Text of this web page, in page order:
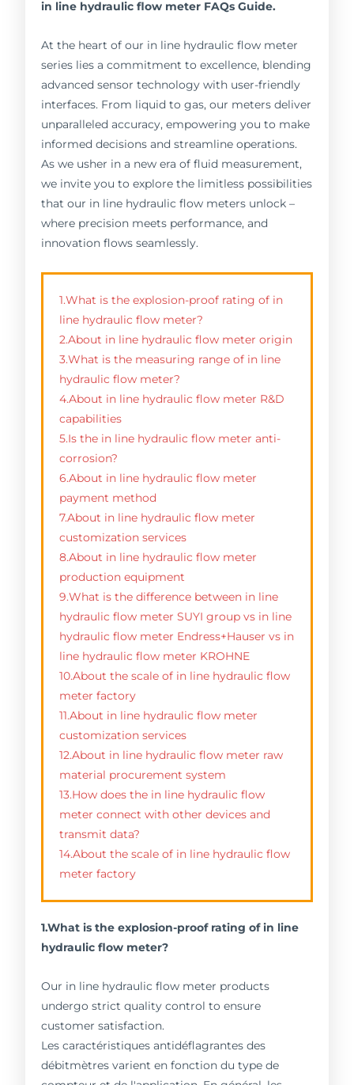
in line hydraulic flow meter FAQs Guide.
At the heart of our in line hydraulic flow meter
series lies a commitment to excellence, blending
advanced sensor technology with user-friendly
interfaces. From liquid to gas, our meters deliver
unparalleled accuracy, empowering you to make
informed decisions and streamline operations.
As we usher in a new era of fluid measurement,
we invite you to explore the limitless possibilities
that our in line hydraulic flow meters unlock –
where precision meets performance, and
innovation flows seamlessly.
1.What is the explosion-proof rating of in
line hydraulic flow meter?
2.About in line hydraulic flow meter origin
3.What is the measuring range of in line
hydraulic flow meter?
4.About in line hydraulic flow meter R&D
capabilities
5.Is the in line hydraulic flow meter anti-
corrosion?
6.About in line hydraulic flow meter
payment method
7.About in line hydraulic flow meter
customization services
8.About in line hydraulic flow meter
production equipment
9.What is the difference between in line
hydraulic flow meter SUYI group vs in line
hydraulic flow meter Endress+Hauser vs in
line hydraulic flow meter KROHNE
10.About the scale of in line hydraulic flow
meter factory
11.About in line hydraulic flow meter
customization services
12.About in line hydraulic flow meter raw
material procurement system
13.How does the in line hydraulic flow
meter connect with other devices and
transmit data?
14.About the scale of in line hydraulic flow
meter factory
1.What is the explosion-proof rating of in line
hydraulic flow meter?
Our in line hydraulic flow meter products
undergo strict quality control to ensure
customer satisfaction.
Les caractéristiques antidéflagrantes des
débitmètres varient en fonction du type de